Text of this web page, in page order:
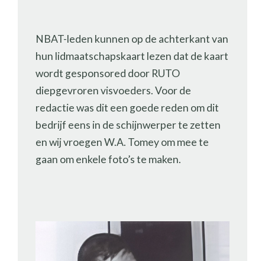
NBAT-leden kunnen op de achterkant van
hun lidmaatschapskaart lezen dat de kaart
wordt gesponsored door RUTO
diepgevroren visvoeders. Voor de
redactie was dit een goede reden om dit
bedrijf eens in de schijnwerper te zetten
en wij vroegen W.A. Tomey om mee te
gaan om enkele foto’s te maken.